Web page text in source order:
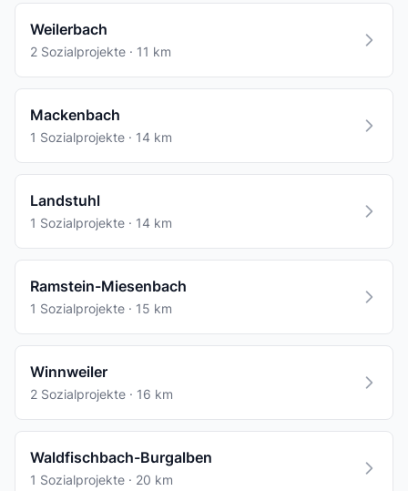
Weilerbach
2 Sozialprojekte · 11 km
Mackenbach
1 Sozialprojekte · 14 km
Landstuhl
1 Sozialprojekte · 14 km
Ramstein-Miesenbach
1 Sozialprojekte · 15 km
Winnweiler
2 Sozialprojekte · 16 km
Waldfischbach-Burgalben
1 Sozialprojekte · 20 km